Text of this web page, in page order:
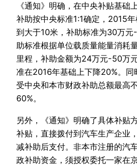
《通知》明确，在中央补贴基础
补助按中央标准1:1确定，2015
到大于10米，补助标准为30万
助标准根据单位载质量能量消耗
里程，补助金额为24万元-50万
准在2016年基础上下降20%。同
受中央和本市财政补助总额最高
60%。
另外，《通知》明确了具体补贴
补贴，直接拨付到汽车生产企业
减补助后支付。非本市注册的汽
政补助资金，须授权委托一家在